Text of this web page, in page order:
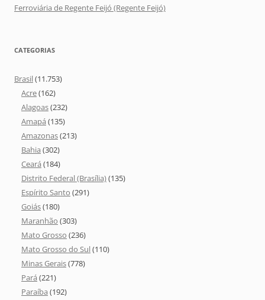
Ferroviária de Regente Feijó (Regente Feijó)
CATEGORIAS
Brasil(11.753)
Acre(162)
Alagoas(232)
Amapá (135)
Amazonas(213)
Bahia (302)
Ceará (184)
Distrito Federal (Brasília)(135)
Espírito Santo (291)
Goiás(180)
Maranhão (303)
Mato Grosso (236)
Mato Grosso do Sul(110)
Minas Gerais(778)
Pará (221)
Paraíba (192)